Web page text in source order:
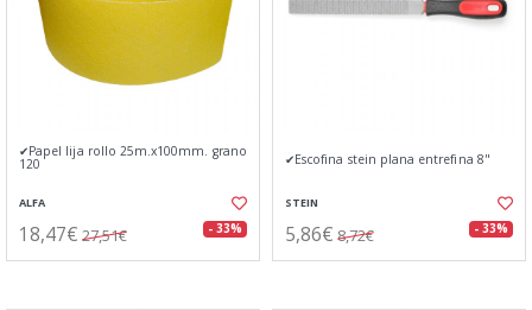
✔Papel lija rollo 25m.x100mm. grano
120
ALFA
18,47€ 27,51€ - 33%
✔Escofina stein plana entrefina 8"
STEIN
5,86€ 8,72€ - 33%